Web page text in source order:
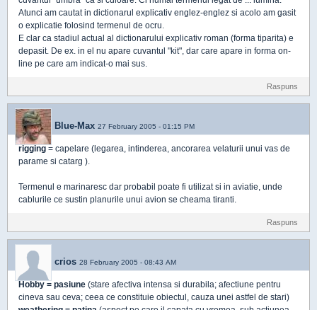
Atunci am cautat in dictionarul explicativ englez-englez si acolo am gasit
o explicatie folosind termenul de ocru.
E clar ca stadiul actual al dictionarului explicativ roman (forma tiparita) e
depasit. De ex. in el nu apare cuvantul "kit", dar care apare in forma on-
line pe care am indicat-o mai sus.
Raspuns
Blue-Max 27 February 2005 - 01:15 PM
rigging = capelare (legarea, intinderea, ancorarea velaturii unui vas de
parame si catarg ).
Termenul e marinaresc dar probabil poate fi utilizat si in aviatie, unde
cablurile ce sustin planurile unui avion se cheama tiranti.
Raspuns
crios 28 February 2005 - 08:43 AM
Hobby = pasiune (stare afectiva intensa si durabila; afectiune pentru
cineva sau ceva; ceea ce constituie obiectul, cauza unei astfel de stari)